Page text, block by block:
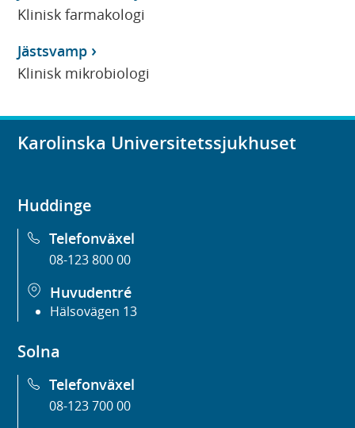
Klinisk farmakologi
Jästsvamp
Klinisk mikrobiologi
Karolinska Universitetssjukhuset
Huddinge
Telefonväxel
08-123 800 00
Huvudentré
Hälsovägen 13
Solna
Telefonväxel
08-123 700 00